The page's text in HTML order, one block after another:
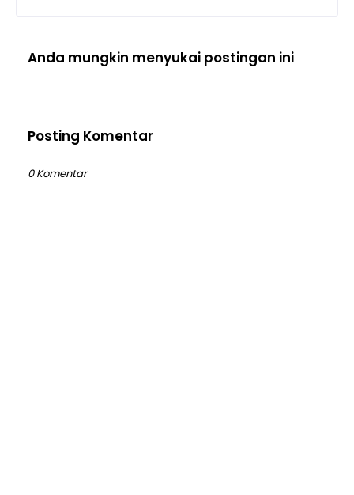
Anda mungkin menyukai postingan ini
Posting Komentar
0 Komentar